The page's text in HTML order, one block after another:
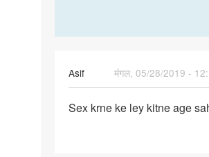
Asif
मंगल, 05/28/2019 -
Sex
Sex krne ke ley kitne age